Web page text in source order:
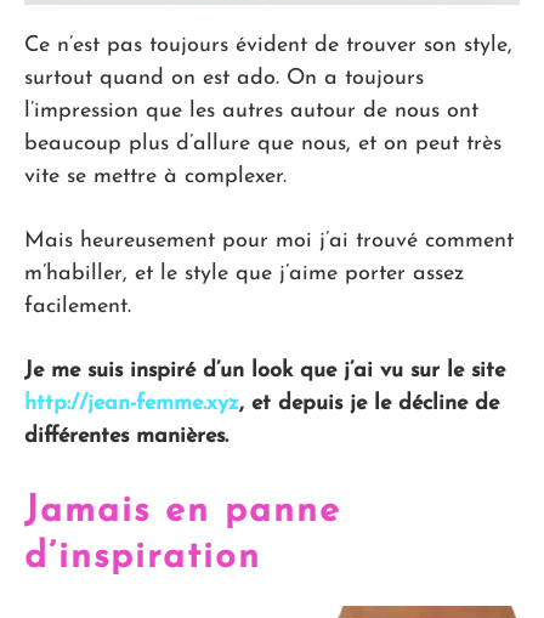
Ce n’est pas toujours évident de trouver son style,
surtout quand on est ado. On a toujours
l’impression que les autres autour de nous ont
beaucoup plus d’allure que nous, et on peut très
vite se mettre à complexer.
Mais heureusement pour moi j’ai trouvé comment
m’habiller, et le style que j’aime porter assez
facilement.
Je me suis inspiré d’un look que j’ai vu sur le site
http://jean-femme.xyz, et depuis je le décline de
différentes manières.
Jamais en panne
d’inspiration